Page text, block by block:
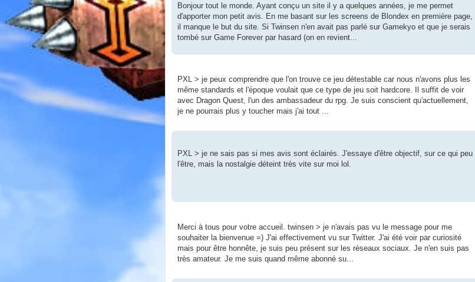
Bonjour tout le monde. Ayant conçu un site il y a quelques années, je me permet
d'apporter mon petit avis. En me basant sur les screens de Blondex en première page,
il manque le but du site. Si Twinsen n'en avait pas parlé sur Gamekyo et que je serais
tombé sur Game Forever par hasard (on en revient...
PXL > je peux comprendre que l'on trouve ce jeu détestable car nous n'avons plus les
même standards et l'époque voulait que ce type de jeu soit hardcore. Il suffit de voir
avec Dragon Quest, l'un des ambassadeur du rpg. Je suis conscient qu'actuellement,
je ne pourrais plus y toucher mais j'ai tout ...
PXL > je ne sais pas si mes avis sont éclairés. J'essaye d'être objectif, sur ce qui peu
l'être, mais la nostalgie déteint très vite sur moi lol.
Merci à tous pour votre accueil. twinsen > je n'avais pas vu le message pour me
souhaiter la bienvenue =) J'ai effectivement vu sur Twitter. J'ai été voir par curiosité
mais pour être honnête, je suis peu présent sur les réseaux sociaux. Je n'en suis pas
très amateur. Je me suis quand même abonné su...